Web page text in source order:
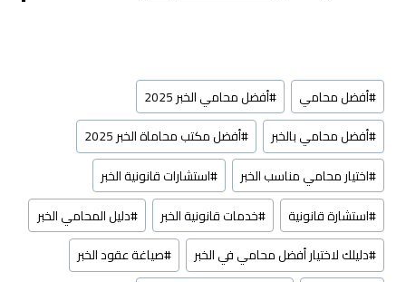
وسوم
المقال:
#أفضل محامي #أفضل محامي الخبر 2025
#أفضل محامي بالخبر #أفضل مكتب محاماة الخبر 2025
#اختيار محامي مناسب الخبر #استشارات قانونية الخبر
#استشارة قانونية #خدمات قانونية الخبر #دليل المحامي الخبر
#دليلك لاختيار أفضل محامي في الخبر #صياغة عقود الخبر